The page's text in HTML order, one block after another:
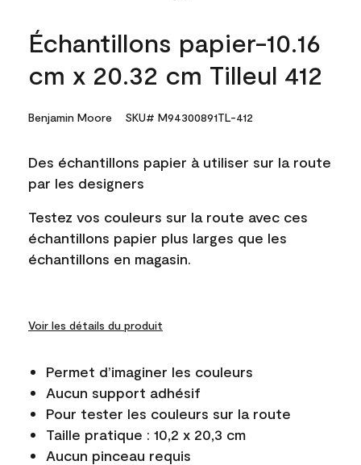
Échantillons papier-10.16
cm x 20.32 cm Tilleul 412
Benjamin Moore SKU# M94300891TL-412
Des échantillons papier à utiliser sur la route
par les designers
Testez vos couleurs sur la route avec ces
échantillons papier plus larges que les
échantillons en magasin.
Voir les détails du produit
Permet d’imaginer les couleurs
Aucun support adhésif
Pour tester les couleurs sur la route
Taille pratique : 10,2 x 20,3 cm
Aucun pinceau requis